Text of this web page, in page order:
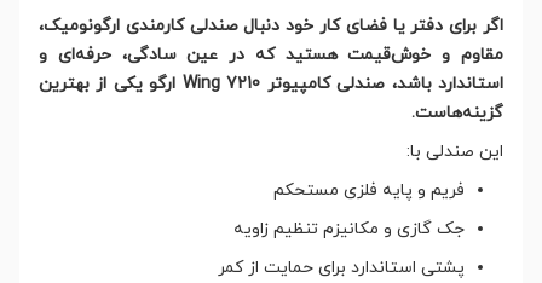
اگر برای دفتر یا فضای کار خود دنبال صندلی کارمندی ارگونومیک،
مقاوم و خوش‌قیمت هستید که در عین سادگی، حرفه‌ای و
استاندارد باشد، صندلی کامپیوتر Wing 7210 ارگو یکی از بهترین
گزینه‌هاست.
این صندلی با:
فریم و پایه فلزی مستحکم
جک گازی و مکانیزم تنظیم زاویه
پشتی استاندارد برای حمایت از کمر